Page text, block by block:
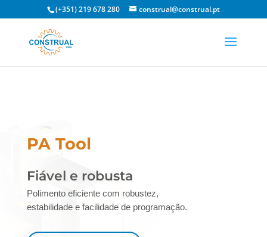
(+351) 219 678 280 construal@construal.pt
PA Tool
Fiável e robusta
Polimento eficiente com robustez,
estabilidade e facilidade de programação.